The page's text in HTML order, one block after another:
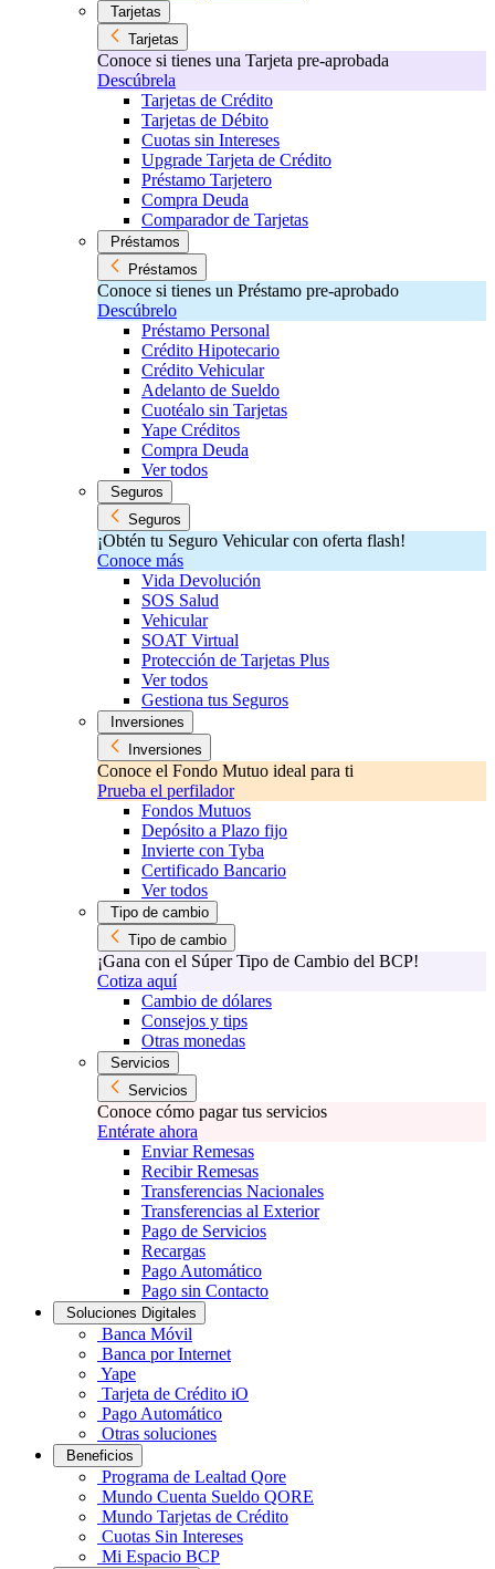
Tarjetas
Tarjetas
Conoce si tienes una Tarjeta pre-aprobada
Descúbrela
Tarjetas de Crédito
Tarjetas de Débito
Cuotas sin Intereses
Upgrade Tarjeta de Crédito
Préstamo Tarjetero
Compra Deuda
Comparador de Tarjetas
Préstamos
Préstamos
Conoce si tienes un Préstamo pre-aprobado
Descúbrelo
Préstamo Personal
Crédito Hipotecario
Crédito Vehicular
Adelanto de Sueldo
Cuotéalo sin Tarjetas
Yape Créditos
Compra Deuda
Ver todos
Seguros
Seguros
¡Obtén tu Seguro Vehicular con oferta flash!
Conoce más
Vida Devolución
SOS Salud
Vehicular
SOAT Virtual
Protección de Tarjetas Plus
Ver todos
Gestiona tus Seguros
Inversiones
Inversiones
Conoce el Fondo Mutuo ideal para ti
Prueba el perfilador
Fondos Mutuos
Depósito a Plazo fijo
Invierte con Tyba
Certificado Bancario
Ver todos
Tipo de cambio
Tipo de cambio
¡Gana con el Súper Tipo de Cambio del BCP!
Cotiza aquí
Cambio de dólares
Consejos y tips
Otras monedas
Servicios
Servicios
Conoce cómo pagar tus servicios
Entérate ahora
Enviar Remesas
Recibir Remesas
Transferencias Nacionales
Transferencias al Exterior
Pago de Servicios
Recargas
Pago Automático
Pago sin Contacto
Soluciones Digitales
Banca Móvil
Banca por Internet
Yape
Tarjeta de Crédito iO
Pago Automático
Otras soluciones
Beneficios
Programa de Lealtad Qore
Mundo Cuenta Sueldo QORE
Mundo Tarjetas de Crédito
Cuotas Sin Intereses
Mi Espacio BCP